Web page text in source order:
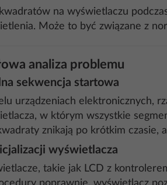
kwadratów na wyświetlaczu
Może to być związane z
analiza problemu
sekwencja startowa
urządzeniach elektronicznych,
w którym wszystkie
znikają po krótkim czasie,
wyświetlacza
takie jak LCD z